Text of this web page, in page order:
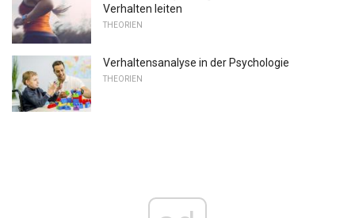
Verhalten leiten
THEORIEN
Verhaltensanalyse in der Psychologie
THEORIEN